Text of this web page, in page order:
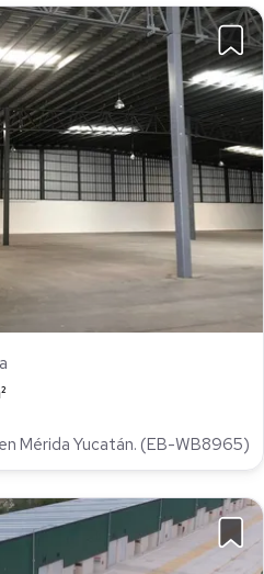
Mérida Yucatán. (EB-WB8965)